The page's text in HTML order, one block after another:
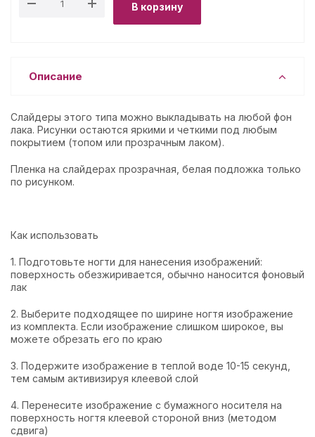
В корзину
Описание
Слайдеры этого типа можно выкладывать на любой фон
лака. Рисунки остаются яркими и четкими под любым
покрытием (топом или прозрачным лаком).
Пленка на слайдерах прозрачная, белая подложка только
по рисунком.
Как использовать
1. Подготовьте ногти для нанесения изображений:
поверхность обезжиривается, обычно наносится фоновый
лак
2. Выберите подходящее по ширине ногтя изображение
из комплекта. Если изображение слишком широкое, вы
можете обрезать его по краю
3. Подержите изображение в теплой воде 10-15 секунд,
тем самым активизируя клеевой слой
4. Перенесите изображение с бумажного носителя на
поверхность ногтя клеевой стороной вниз (методом
сдвига)